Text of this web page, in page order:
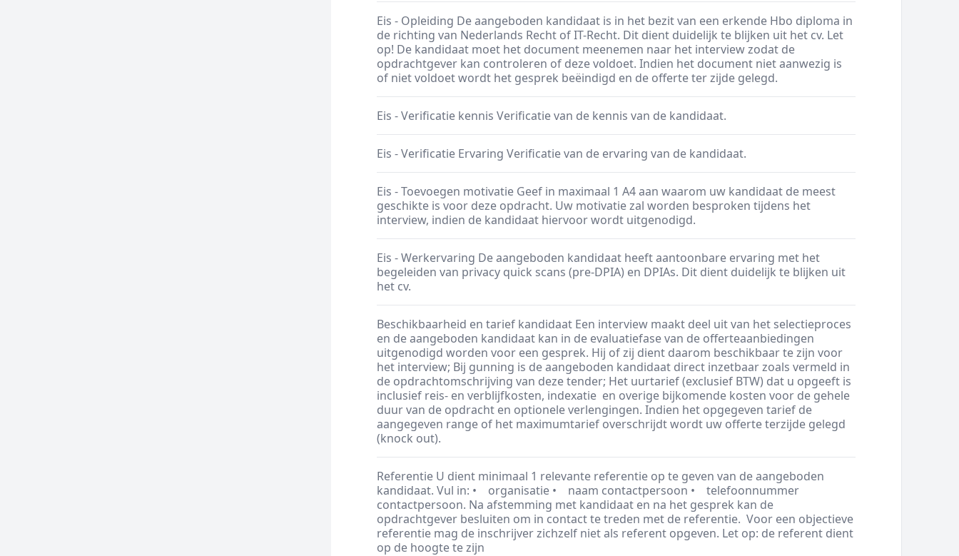
Eis - Opleiding De aangeboden kandidaat is in het bezit van een erkende Hbo diploma in
de richting van Nederlands Recht of IT-Recht. Dit dient duidelijk te blijken uit het cv. Let
op! De kandidaat moet het document meenemen naar het interview zodat de
opdrachtgever kan controleren of deze voldoet. Indien het document niet aanwezig is
of niet voldoet wordt het gesprek beëindigd en de offerte ter zijde gelegd.
Eis - Verificatie kennis Verificatie van de kennis van de kandidaat.
Eis - Verificatie Ervaring Verificatie van de ervaring van de kandidaat.
Eis - Toevoegen motivatie Geef in maximaal 1 A4 aan waarom uw kandidaat de meest
geschikte is voor deze opdracht. Uw motivatie zal worden besproken tijdens het
interview, indien de kandidaat hiervoor wordt uitgenodigd.
Eis - Werkervaring De aangeboden kandidaat heeft aantoonbare ervaring met het
begeleiden van privacy quick scans (pre-DPIA) en DPIAs. Dit dient duidelijk te blijken uit
het cv.
Beschikbaarheid en tarief kandidaat Een interview maakt deel uit van het selectieproces
en de aangeboden kandidaat kan in de evaluatiefase van de offerteaanbiedingen
uitgenodigd worden voor een gesprek. Hij of zij dient daarom beschikbaar te zijn voor
het interview; Bij gunning is de aangeboden kandidaat direct inzetbaar zoals vermeld in
de opdrachtomschrijving van deze tender; Het uurtarief (exclusief BTW) dat u opgeeft is
inclusief reis- en verblijfkosten, indexatie en overige bijkomende kosten voor de gehele
duur van de opdracht en optionele verlengingen. Indien het opgegeven tarief de
aangegeven range of het maximumtarief overschrijdt wordt uw offerte terzijde gelegd
(knock out).
Referentie U dient minimaal 1 relevante referentie op te geven van de aangeboden
kandidaat. Vul in: • organisatie • naam contactpersoon • telefoonnummer
contactpersoon. Na afstemming met kandidaat en na het gesprek kan de
opdrachtgever besluiten om in contact te treden met de referentie. Voor een objectieve
referentie mag de inschrijver zichzelf niet als referent opgeven. Let op: de referent dient
op de hoogte te zijn